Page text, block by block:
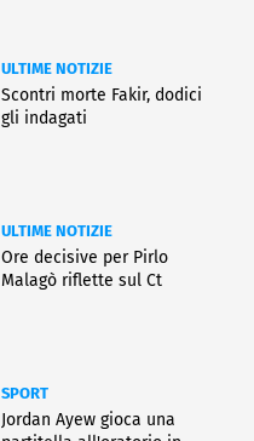
ULTIME NOTIZIE
Scontri morte Fakir, dodici
gli indagati
ULTIME NOTIZIE
Ore decisive per Pirlo
Malagò riflette sul Ct
SPORT
Jordan Ayew gioca una